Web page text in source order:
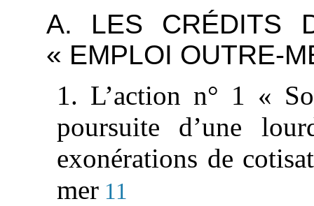
A. LES CRÉDITS
« EMPLOI OUTRE-
1. L’action n° 1 «
poursuite d’une
exonérations de
mer11